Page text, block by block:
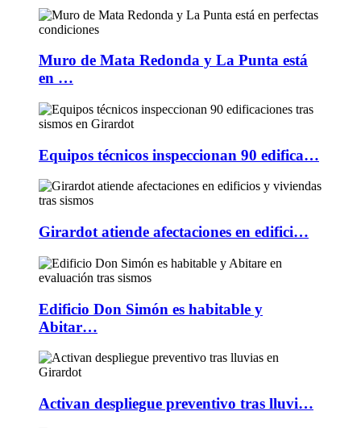
Muro de Mata Redonda y La Punta está
en …
Equipos técnicos inspeccionan 90 edifica…
Girardot atiende afectaciones en edifici…
Edificio Don Simón es habitable y
Abitar…
Activan despliegue preventivo tras lluvi…